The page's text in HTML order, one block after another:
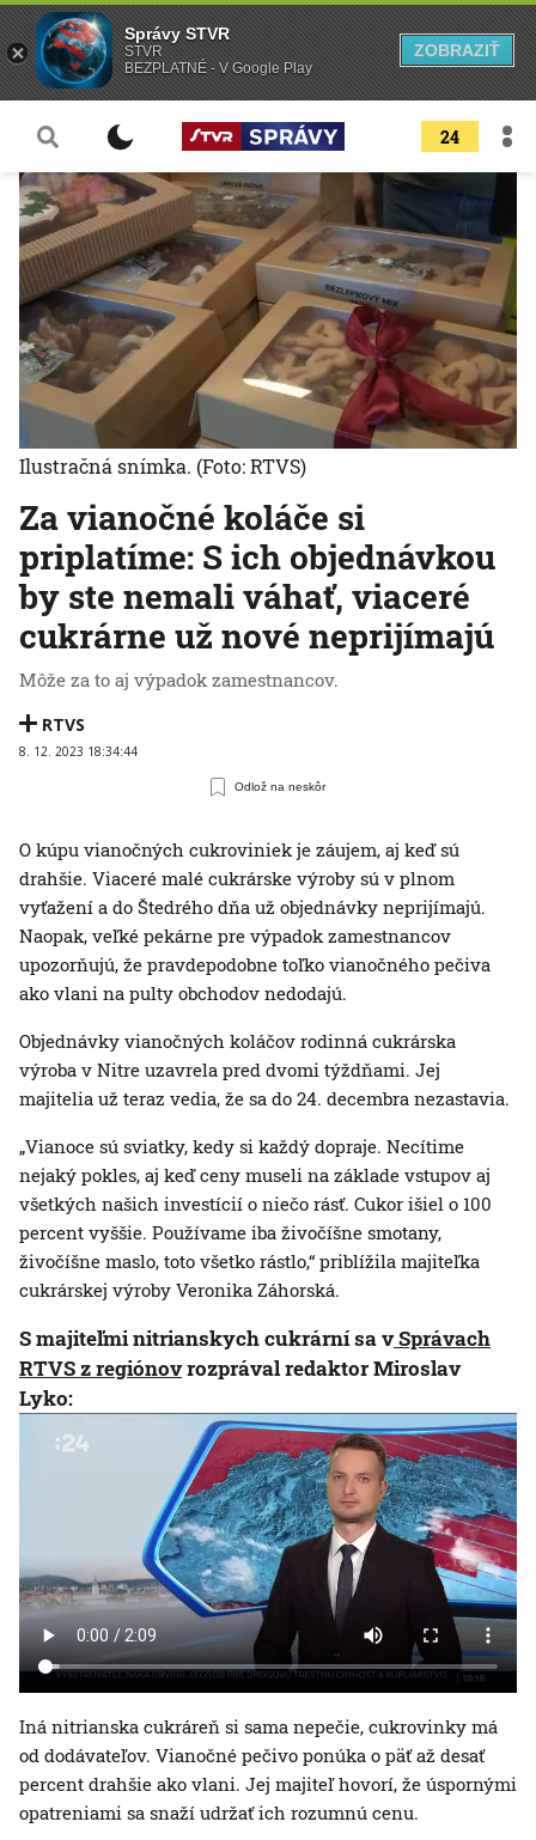
24
Za vianočné koláče si
priplatíme: S ich objednávkou
by ste nemali váhať, viaceré
cukrárne už nové neprijímajú
Môže za to aj výpadok zamestnancov.
RTVS
8. 12. 2023 18:34:44
Odlož na neskôr
Ilustračná snímka. (Foto: RTVS)
O kúpu vianočných cukroviniek je záujem, aj keď sú
drahšie. Viaceré malé cukrárske výroby sú v plnom
vyťažení a do Štedrého dňa už objednávky neprijímajú.
Naopak, veľké pekárne pre výpadok zamestnancov
upozorňujú, že pravdepodobne toľko vianočného pečiva
ako vlani na pulty obchodov nedodajú.
Objednávky vianočných koláčov rodinná cukrárska
výroba v Nitre uzavrela pred dvomi týždňami. Jej
majitelia už teraz vedia, že sa do 24. decembra nezastavia.
„Vianoce sú sviatky, kedy si každý dopraje. Necítime
nejaký pokles, aj keď ceny museli na základe vstupov aj
všetkých našich investícií o niečo rásť. Cukor išiel o 100
percent vyššie. Používame iba živočíšne smotany,
živočíšne maslo, toto všetko rástlo,“ priblížila majiteľka
cukrárskej výroby Veronika Záhorská.
S majiteľmi nitrianskych cukrární sa vSprávach
RTVS z regiónovrozprával redaktor Miroslav
Lyko:
Iná nitrianska cukráreň si sama nepečie, cukrovinky má
od dodávateľov. Vianočné pečivo ponúka o päť až desať
percent drahšie ako vlani. Jej majiteľ hovorí, že úspornými
opatreniami sa snaží udržať ich rozumnú cenu.
Správy STVR
STVR
BEZPLATNÉ - V Google Play
ZOBRAZIŤ